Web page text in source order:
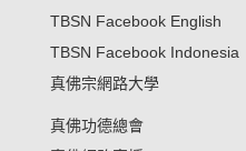
TBSN Facebook English
TBSN Facebook Indonesia
真佛宗網路大學
真佛功德總會